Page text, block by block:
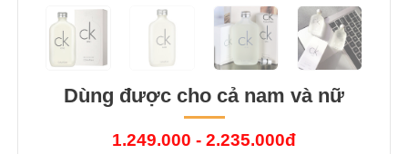
Dùng được cho cả nam và nữ
1.249.000 - 2.235.000đ